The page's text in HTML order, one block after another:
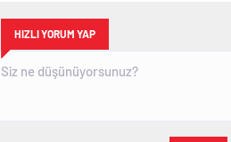
HIZLI YORUM YAP